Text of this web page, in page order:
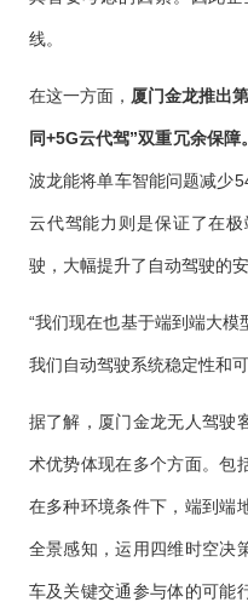
线。
在这一方面， 厦门金龙推出
同+5G云代驾”双重冗余保障。
波龙能将单车智能问题减少
云代驾能力则是保证了在
驶，大幅提升了自动驾驶的
“我们现在也基于端到端大
我们自动驾驶系统稳定性和
据了解，厦门金龙无人驾驶
术优势体现在多个方面。包
在多种环境条件下，端到端
全景感知，运用四维时空决
车及关键交通参与体的可能